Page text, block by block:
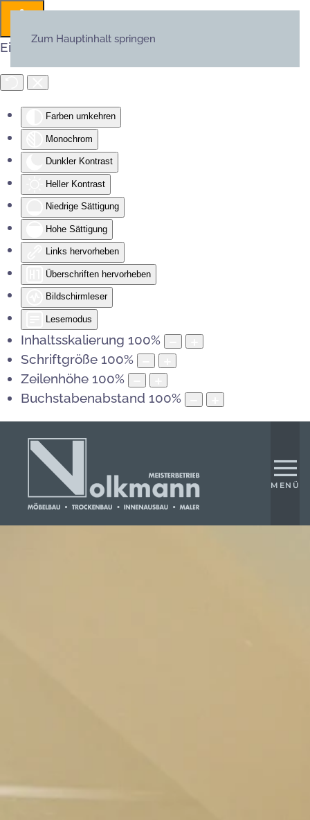
Eingabehilfen öffnen
Farben umkehren
Monochrom
Dunkler Kontrast
Heller Kontrast
Niedrige Sättigung
Hohe Sättigung
Links hervorheben
Überschriften hervorheben
Bildschirmleser
Lesemodus
Inhaltsskalierung 100%
Schriftgröße 100%
Zeilenhöhe 100%
Buchstabenabstand 100%
Zum Hauptinhalt springen
MENÜ